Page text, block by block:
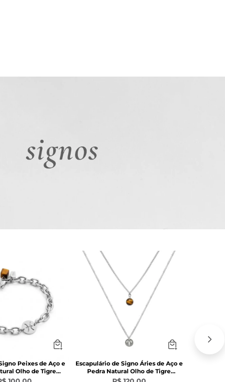
Peixes de Aço e
Olho de Tigre
Marrom
Escapulário de Signo Áries de Aço e
Pedra Natural Olho de Tigre
Marrom